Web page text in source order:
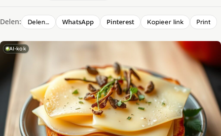
Delen: Delen… WhatsApp Pinterest Kopieer link Print
AI-kok